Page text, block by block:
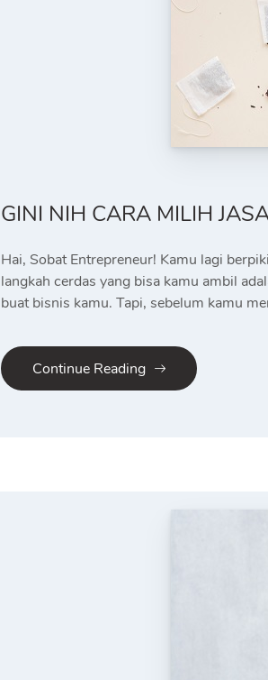
GINI NIH CARA MILIH
Hai, Sobat Entrepreneur! Kamu lagi
langkah cerdas yang bisa kamu ambil
buat bisnis kamu. Tapi, sebelum kamu
Continue Reading